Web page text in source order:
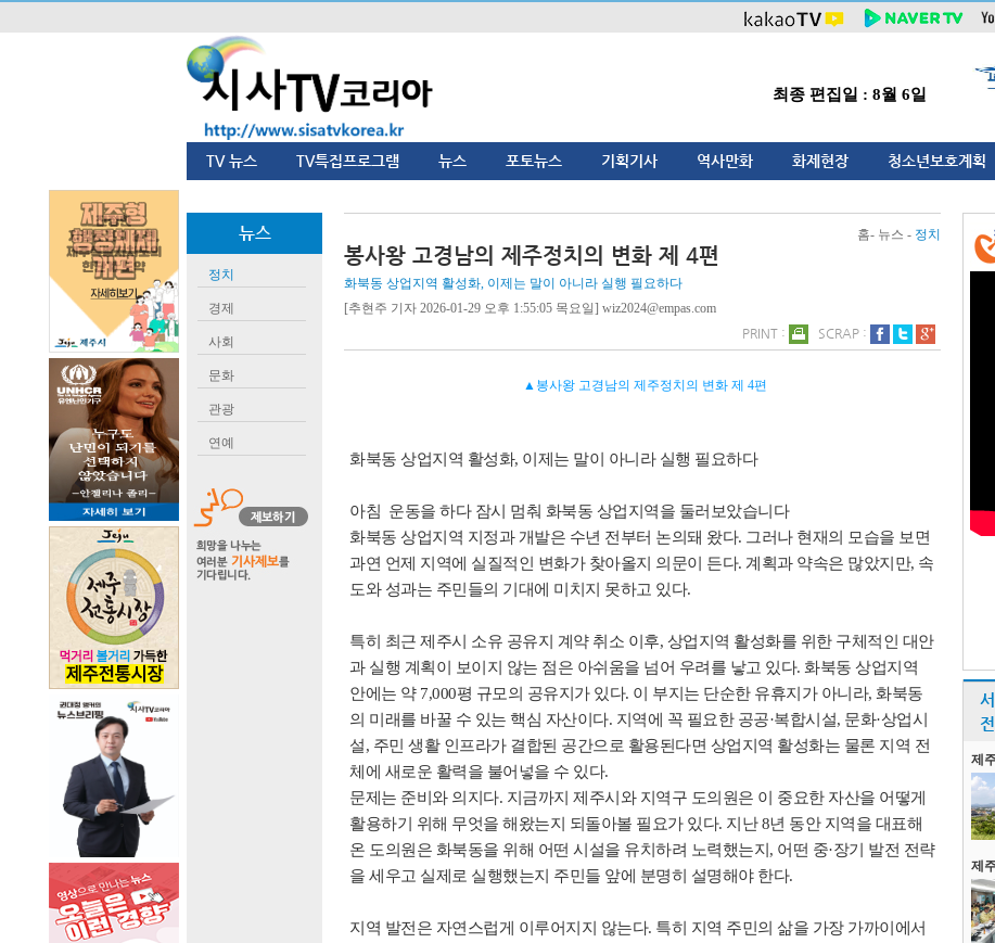
최종 편집일 : 8월 6일
TV 뉴스 TV특집프로그램 뉴스 포토뉴스 기획기사 역사만화 화제현장 청소년보호계획
뉴스
정치
경제
사회
문화
관광
연예
홈- 뉴스 - 정치
봉사왕 고경남의 제주정치의 변화 제 4편
화북동 상업지역 활성화, 이제는 말이 아니라 실행 필요하다
[추현주 기자 2026-01-29 오후 1:55:05 목요일] wiz2024@empas.com
PRINT :
SCRAP :
▲봉사왕 고경남의 제주정치의 변화 제 4편
화북동 상업지역 활성화, 이제는 말이 아니라 실행 필요하다
아침 운동을 하다 잠시 멈춰 화북동 상업지역을 둘러보았습니다
화북동 상업지역 지정과 개발은 수년 전부터 논의돼 왔다. 그러나 현재의 모습을 보면
과연 언제 지역에 실질적인 변화가 찾아올지 의문이 든다. 계획과 약속은 많았지만, 속
도와 성과는 주민들의 기대에 미치지 못하고 있다.
특히 최근 제주시 소유 공유지 계약 취소 이후, 상업지역 활성화를 위한 구체적인 대안
과 실행 계획이 보이지 않는 점은 아쉬움을 넘어 우려를 낳고 있다. 화북동 상업지역
안에는 약 7,000평 규모의 공유지가 있다. 이 부지는 단순한 유휴지가 아니라, 화북동
의 미래를 바꿀 수 있는 핵심 자산이다. 지역에 꼭 필요한 공공·복합시설, 문화·상업시
설, 주민 생활 인프라가 결합된 공간으로 활용된다면 상업지역 활성화는 물론 지역 전
체에 새로운 활력을 불어넣을 수 있다.
문제는 준비와 의지다. 지금까지 제주시와 지역구 도의원은 이 중요한 자산을 어떻게
활용하기 위해 무엇을 해왔는지 되돌아볼 필요가 있다. 지난 8년 동안 지역을 대표해
온 도의원은 화북동을 위해 어떤 시설을 유치하려 노력했는지, 어떤 중·장기 발전 전략
을 세우고 실제로 실행했는지 주민들 앞에 분명히 설명해야 한다.
지역 발전은 자연스럽게 이루어지지 않는다. 특히 지역 주민의 삶을 가장 가까이에서
제
제